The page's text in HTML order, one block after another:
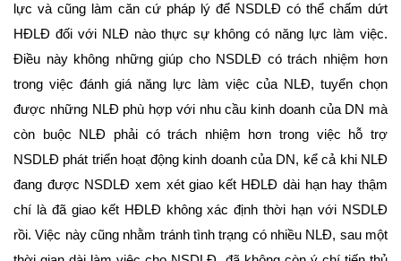
lực và cũng làm căn cứ pháp lý để NSDLĐ có thể chấm dứt
HĐLĐ đối với NLĐ nào thực sự không có năng lực làm việc.
Điều này không những giúp cho NSDLĐ có trách nhiệm hơn
trong việc đánh giá năng lực làm việc của NLĐ, tuyển chọn
được những NLĐ phù hợp với nhu cầu kinh doanh của DN mà
còn buộc NLĐ phải có trách nhiệm hơn trong việc hỗ trợ
NSDLĐ phát triển hoạt động kinh doanh của DN, kể cả khi NLĐ
đang được NSDLĐ xem xét giao kết HĐLĐ dài hạn hay thậm
chí là đã giao kết HĐLĐ không xác định thời hạn với NSDLĐ
rồi. Việc này cũng nhằm tránh tình trạng có nhiều NLĐ, sau một